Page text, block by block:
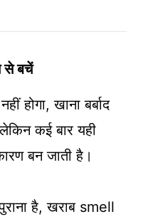
से बचें
होगा, खाना बर्बाद
कई बार यही
बन जाती है।
है, खराब smell